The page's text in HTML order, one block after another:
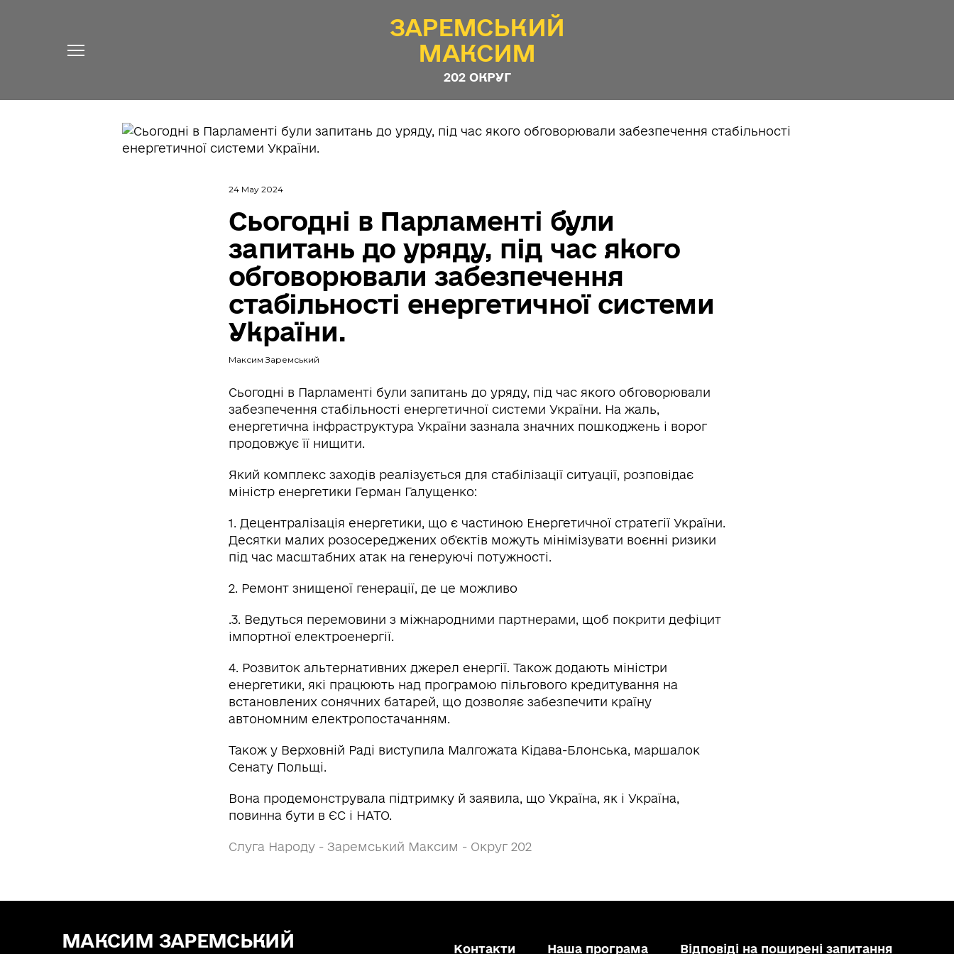
ЗАРЕМСЬКИЙ
МАКСИМ
202 ОКРУГ
24 May 2024
Сьогодні в Парламенті були
запитань до уряду, під час якого
обговорювали забезпечення
стабільності енергетичної системи
України.
Максим Заремський
Сьогодні в Парламенті були запитань до уряду, під час якого обговорювали
забезпечення стабільності енергетичної системи України. На жаль,
енергетична інфраструктура України зазнала значних пошкоджень і ворог
продовжує її нищити.
Який комплекс заходів реалізується для стабілізації ситуації, розповідає
міністр енергетики Герман Галущенко:
1. Децентралізація енергетики, що є частиною Енергетичної стратегії України.
Десятки малих розосереджених об'єктів можуть мінімізувати воєнні ризики
під час масштабних атак на генеруючі потужності.
2. Ремонт знищеної генерації, де це можливо
.3. Ведуться перемовини з міжнародними партнерами, щоб покрити дефіцит
імпортної електроенергії.
4. Розвиток альтернативних джерел енергії. Також додають міністри
енергетики, які працюють над програмою пільгового кредитування на
встановлених сонячних батарей, що дозволяє забезпечити країну
автономним електропостачанням.
Також у Верховній Раді виступила Малгожата Кідава-Блонська, маршалок
Сенату Польщі.
Вона продемонструвала підтримку й заявила, що Україна, як і Україна,
повинна бути в ЄС і НАТО.
Слуга Народу - Заремський Максим - Округ 202
МАКСИМ ЗАРЕМСЬКИЙ Контакти Наша програма Відповіді на поширені запитання